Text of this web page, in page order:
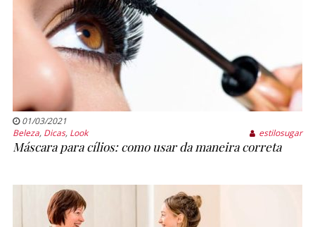
01/03/2021
Beleza, Dicas, Look estilosugar
Máscara para cílios: como usar da maneira correta